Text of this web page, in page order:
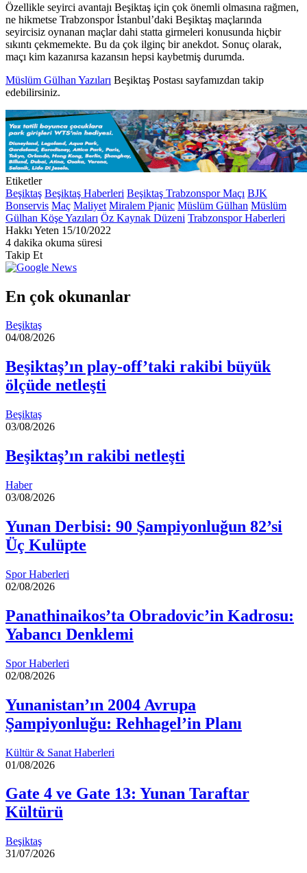
Özellikle seyirci avantajı Beşiktaş için çok önemli olmasına rağmen,
ne hikmetse Trabzonspor İstanbul’daki Beşiktaş maçlarında
seyircisiz oynanan maçlar dahi statta girmeleri konusunda hiçbir
sıkıntı çekmemekte. Bu da çok ilginç bir anekdot. Sonuç olarak,
maçı kim kazanırsa kazansın hepsi kaybetmiş durumda.
Müslüm Gülhan Yazıları Beşiktaş Postası sayfamızdan takip
edebilirsiniz.
Etiketler
Beşiktaş Beşiktaş Haberleri Beşiktaş Trabzonspor Maçı BJK
Bonservis Maç Maliyet Miralem Pjanic Müslüm Gülhan Müslüm
Gülhan Köşe Yazıları Öz Kaynak Düzeni Trabzonspor Haberleri
Hakkı Yeten Bir
e-
göndermek
15/10/2022
4 dakika okuma süresi
Takip Et
En çok okunanlar
Beşiktaş
04/08/2026
Beşiktaş’ın play-off’taki rakibi büyük
ölçüde netleşti
Beşiktaş
03/08/2026
Beşiktaş’ın rakibi netleşti
Haber
03/08/2026
Yunan Derbisi: 90 Şampiyonluğun 82’si
Üç Kulüpte
Spor Haberleri
02/08/2026
Panathinaikos’ta Obradovic’in Kadrosu:
Yabancı Denklemi
Spor Haberleri
02/08/2026
Yunanistan’ın 2004 Avrupa
Şampiyonluğu: Rehhagel’in Planı
Kültür & Sanat Haberleri
01/08/2026
Gate 4 ve Gate 13: Yunan Taraftar
Kültürü
Beşiktaş
31/07/2026